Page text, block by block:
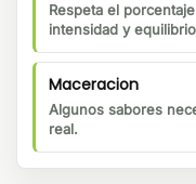
Respeta el
intensidad y
Maceracion
Algunos sabores
real.